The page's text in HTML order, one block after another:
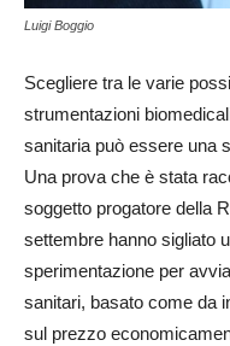
Luigi Boggio
Scegliere tra le varie
strumentazioni
sanitaria può essere una
Una prova che è stata
soggetto progatore della
settembre hanno sigliato
sperimentazione per
sanitari, basato come da
sul prezzo